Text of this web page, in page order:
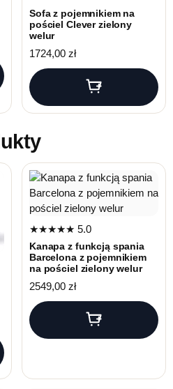
Sofa z pojemnikiem na
pościel Clever zielony
welur
1724,00 zł
★★★★★ 5.0
Kanapa z funkcją spania
Barcelona z pojemnikiem
na pościel zielony welur
2549,00 zł